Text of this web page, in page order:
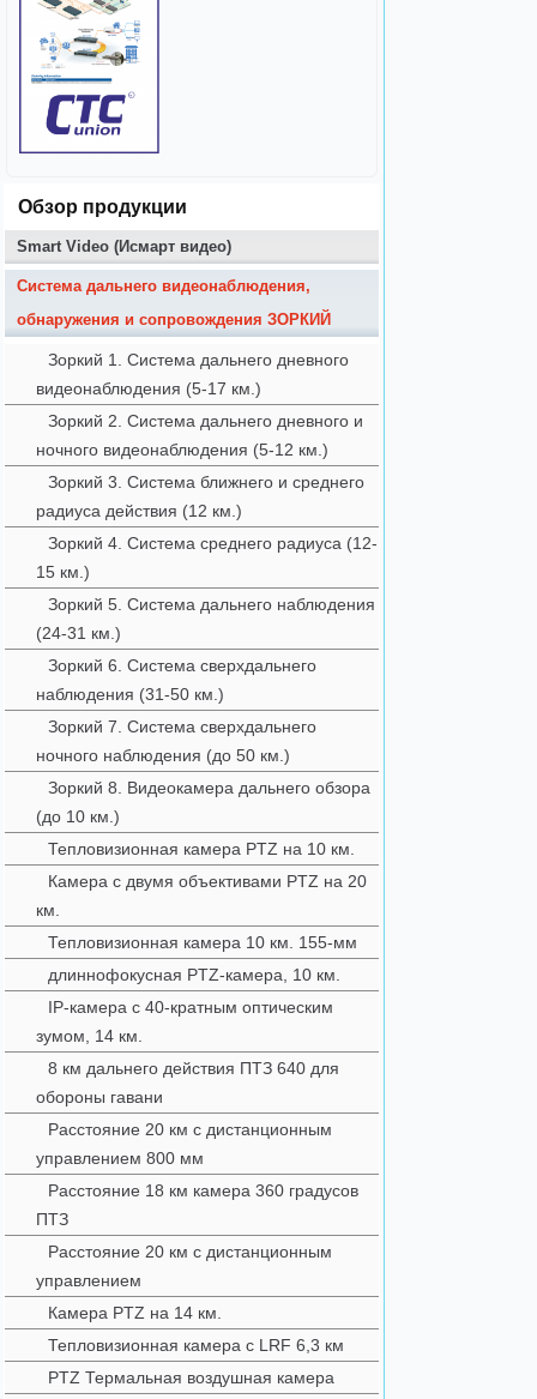
Обзор продукции
Smart Video (Исмарт видео)
Система дальнего видеонаблюдения,
обнаружения и сопровождения ЗОРКИЙ
Зоркий 1. Система дальнего дневного
видеонаблюдения (5-17 км.)
Зоркий 2. Система дальнего дневного и
ночного видеонаблюдения (5-12 км.)
Зоркий 3. Система ближнего и среднего
радиуса действия (12 км.)
Зоркий 4. Система среднего радиуса (12-
15 км.)
Зоркий 5. Система дальнего наблюдения
(24-31 км.)
Зоркий 6. Система сверхдальнего
наблюдения (31-50 км.)
Зоркий 7. Система сверхдальнего
ночного наблюдения (до 50 км.)
Зоркий 8. Видеокамера дальнего обзора
(до 10 км.)
Тепловизионная камера PTZ на 10 км.
Камера с двумя объективами PTZ на 20
км.
Тепловизионная камера 10 км. 155-мм
длиннофокусная PTZ-камера, 10 км.
IP-камера с 40-кратным оптическим
зумом, 14 км.
8 км дальнего действия ПТЗ 640 для
обороны гавани
Расстояние 20 км с дистанционным
управлением 800 мм
Расстояние 18 км камера 360 градусов
ПТЗ
Расстояние 20 км с дистанционным
управлением
Камера PTZ на 14 км.
Тепловизионная камера с LRF 6,3 км
PTZ Термальная воздушная камера